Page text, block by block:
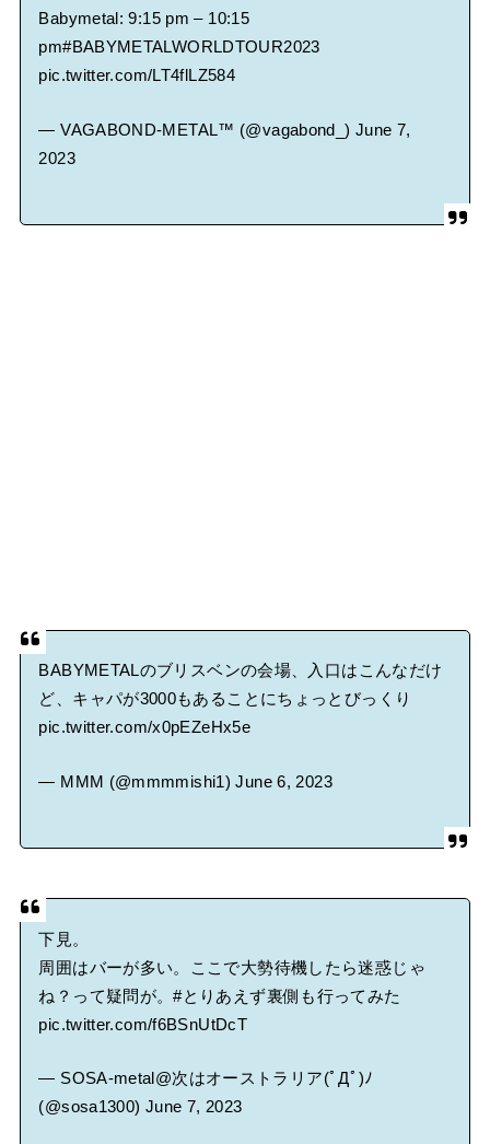
Babymetal: 9:15 pm – 10:15
pm#BABYMETALWORLDTOUR2023
pic.twitter.com/LT4flLZ584
— VAGABOND-METAL™ (@vagabond_) June 7,
2023
BABYMETALのブリスベンの会場、入口はこんなだけ
ど、キャパが3000もあることにちょっとびっくり
pic.twitter.com/x0pEZeHx5e
— MMM (@mmmmishi1)June 6, 2023
下見。
周囲はバーが多い。ここで大勢待機したら迷惑じゃ
ね？って疑問が。#とりあえず裏側も行ってみた
pic.twitter.com/f6BSnUtDcT
— SOSA-metal@次はオーストラリア(ﾟДﾟ)ﾉ
(@sosa1300) June 7, 2023